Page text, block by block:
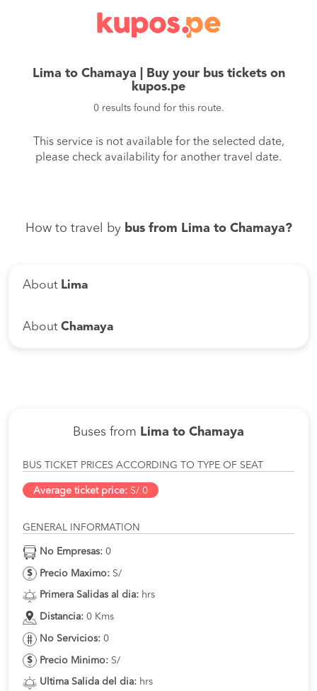
Lima to Chamaya | Buy your bus tickets on
kupos.pe
0 results found for this route.
This service is not available for the selected date,
please check availability for another travel date.
How to travel by bus from Lima to Chamaya?
About Lima
About Chamaya
Buses from Lima to Chamaya
BUS TICKET PRICES ACCORDING TO TYPE OF SEAT
Average ticket price: S/ 0
GENERAL INFORMATION
No Empresas: 0
Precio Maximo: S/
Primera Salidas al dia: hrs
Distancia: 0 Kms
No Servicios: 0
Precio Minimo: S/
Ultima Salida del dia: hrs